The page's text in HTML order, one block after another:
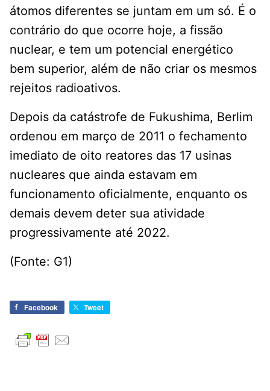
átomos diferentes se juntam em um só. É o
contrário do que ocorre hoje, a fissão
nuclear, e tem um potencial energético
bem superior, além de não criar os mesmos
rejeitos radioativos.
Depois da catástrofe de Fukushima, Berlim
ordenou em março de 2011 o fechamento
imediato de oito reatores das 17 usinas
nucleares que ainda estavam em
funcionamento oficialmente, enquanto os
demais devem deter sua atividade
progressivamente até 2022.
(Fonte: G1)
Facebook Tweet